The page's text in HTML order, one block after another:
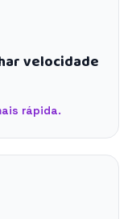
velocidade
rápida.